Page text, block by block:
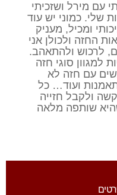
עם מירל ושזכיתי
שלי. כמוני יש עוד
ומכיל, מעניק
החזה ולכולן אני
לרכוש ולהתאהב.
למגוון סוגי חזה
עם חזה לא
ועוד… כל
ולקבל חזייה
שותפה מלאה